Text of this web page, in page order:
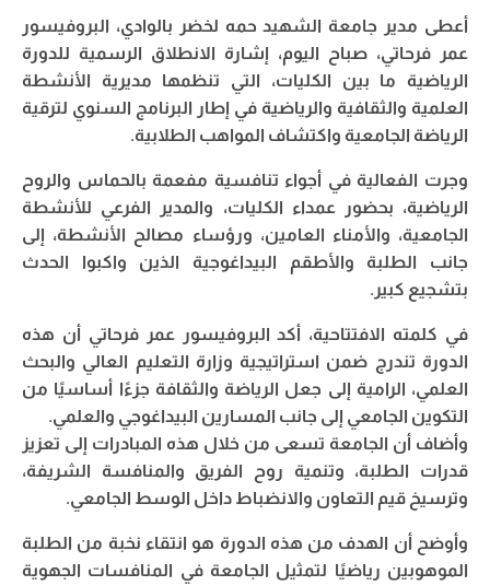
أعطى مدير جامعة الشهيد حمه لخضر بالوادي، البروفيسور
عمر فرحاتي، صباح اليوم، إشارة الانطلاق الرسمية للدورة
الرياضية ما بين الكليات، التي تنظمها مديرية الأنشطة
العلمية والثقافية والرياضية في إطار البرنامج السنوي لترقية
الرياضة الجامعية واكتشاف المواهب الطلابية.
وجرت الفعالية في أجواء تنافسية مفعمة بالحماس والروح
الرياضية، بحضور عمداء الكليات، والمدير الفرعي للأنشطة
الجامعية، والأمناء العامين، ورؤساء مصالح الأنشطة، إلى
جانب الطلبة والأطقم البيداغوجية الذين واكبوا الحدث
بتشجيع كبير.
في كلمته الافتتاحية، أكد البروفيسور عمر فرحاتي أن هذه
الدورة تندرج ضمن استراتيجية وزارة التعليم العالي والبحث
العلمي، الرامية إلى جعل الرياضة والثقافة جزءًا أساسيًا من
التكوين الجامعي إلى جانب المسارين البيداغوجي والعلمي.
وأضاف أن الجامعة تسعى من خلال هذه المبادرات إلى تعزيز
قدرات الطلبة، وتنمية روح الفريق والمنافسة الشريفة،
وترسيخ قيم التعاون والانضباط داخل الوسط الجامعي.
وأوضح أن الهدف من هذه الدورة هو انتقاء نخبة من الطلبة
الموهوبين رياضيًا لتمثيل الجامعة في المنافسات الجهوية